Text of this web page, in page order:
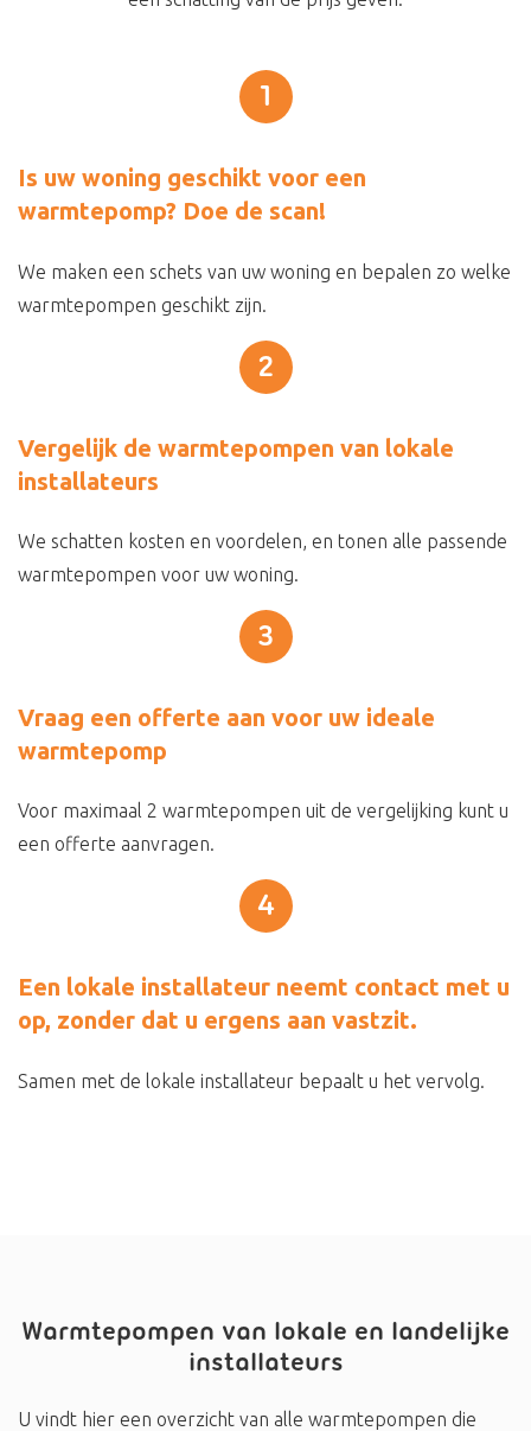
1
Is uw woning geschikt voor een
warmtepomp? Doe de scan!
We maken een schets van uw woning en bepalen zo welke
warmtepompen geschikt zijn.
2
Vergelijk de warmtepompen van lokale
installateurs
We schatten kosten en voordelen, en tonen alle passende
warmtepompen voor uw woning.
3
Vraag een offerte aan voor uw ideale
warmtepomp
Voor maximaal 2 warmtepompen uit de vergelijking kunt u
een offerte aanvragen.
4
Een lokale installateur neemt contact met u
op, zonder dat u ergens aan vastzit.
Samen met de lokale installateur bepaalt u het vervolg.
Warmtepompen van lokale en landelijke
installateurs
U vindt hier een overzicht van alle warmtepompen die